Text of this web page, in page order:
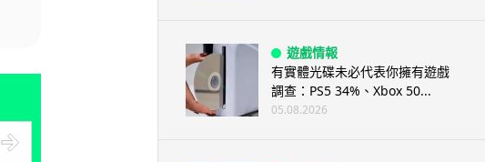
遊戲情報
有實體光碟未必代表你擁有遊戲
調查：PS5 34%、Xbox 50...
05.08.2026